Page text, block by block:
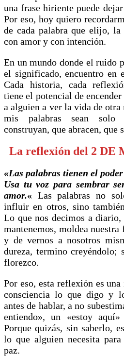
una frase hiriente puede
Por eso, hoy quiero
de cada palabra que elijo,
con amor y con intención.
En un mundo donde el ruido
el significado, encuentro en
Cada historia, cada
tiene el potencial de
a alguien a ver la vida de
mis palabras sean solo
construyan, que abracen, que
La reflexión del 2 DE
«Las palabras tienen el
Usa tu voz para sembrar
amor.« Las palabras no
influir en otros, sino
Lo que nos decimos a
mantenemos, moldea
y de vernos a nosotros
dureza, termino creyéndolo;
florezco.
Por eso, esta reflexión es
consciencia lo que digo y
antes de hablar, a no
entiendo», un «estoy
Porque quizás, sin saberlo,
lo que alguien necesita
paz.